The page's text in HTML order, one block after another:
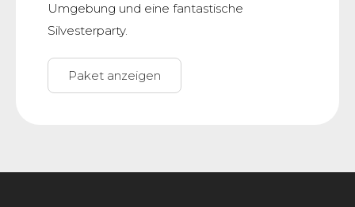
Umgebung und eine fantastische
Silvesterparty.
Paket anzeigen